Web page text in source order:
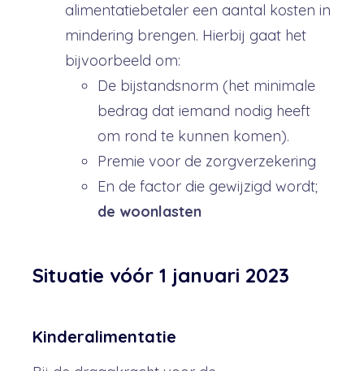
alimentatiebetaler een aantal kosten in
mindering brengen. Hierbij gaat het
bijvoorbeeld om:
De bijstandsnorm (het minimale
bedrag dat iemand nodig heeft
om rond te kunnen komen).
Premie voor de zorgverzekering
En de factor die gewijzigd wordt;
de woonlasten
Situatie vóór 1 januari 2023
Kinderalimentatie